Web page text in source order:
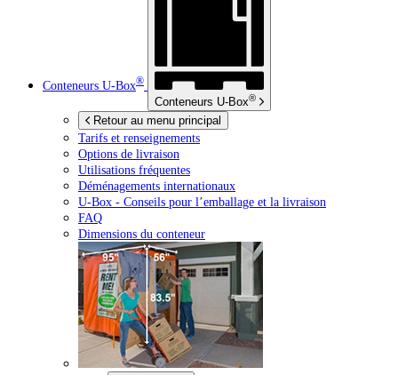
Conteneurs U-Box®
Conteneurs U-Box®
Retour au menu principal
Tarifs et renseignements
Options de livraison
Utilisations fréquentes
Déménagements internationaux
U-Box - Conseils pour l’emballage et la livraison
FAQ
Dimensions du conteneur